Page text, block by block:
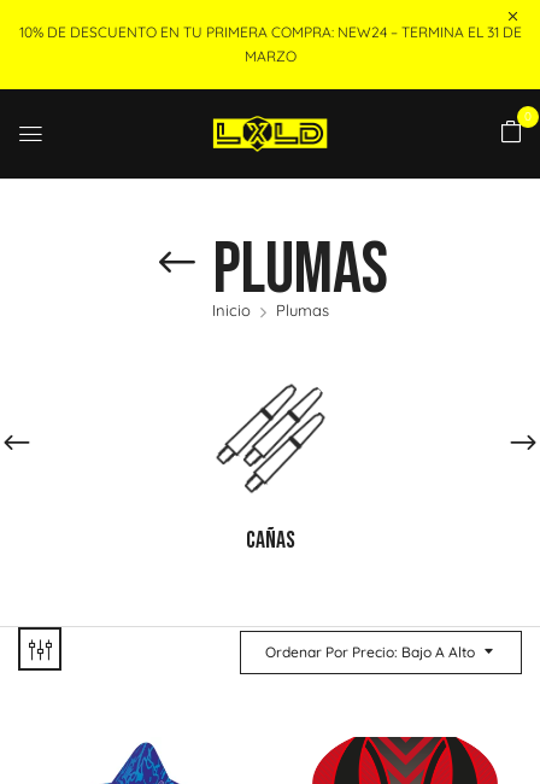
10% DE DESCUENTO EN TU PRIMERA COMPRA: NEW24 – TERMINA EL 31 DE
MARZO
0
Plumas
Inicio Plumas
CAÑAS
Ordenar Por Precio: Bajo A Alto